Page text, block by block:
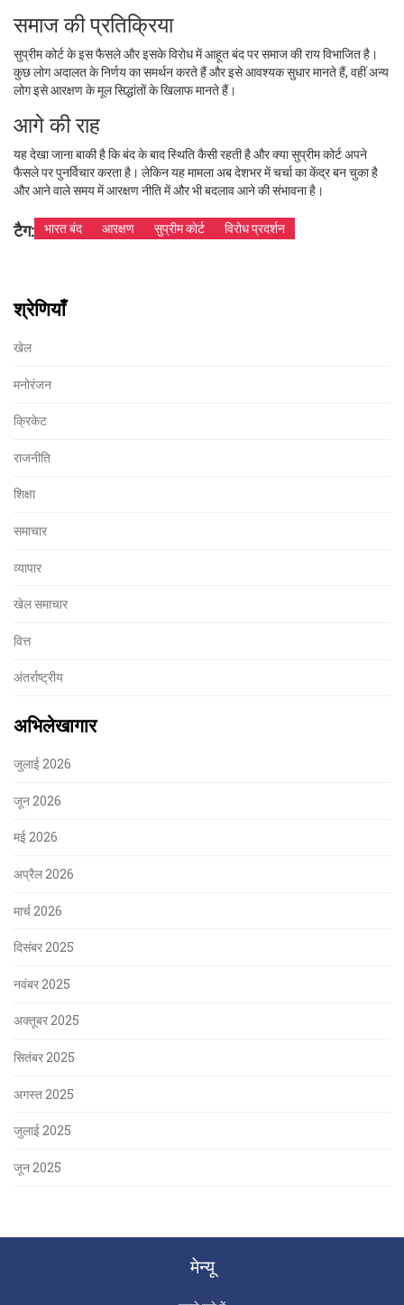
समाज की प्रतिक्रिया
सुप्रीम कोर्ट के इस फैसले और इसके विरोध में आहूत बंद पर समाज की राय विभाजित है।
कुछ लोग अदालत के निर्णय का समर्थन करते हैं और इसे आवश्यक सुधार मानते हैं, वहीं अन्य
लोग इसे आरक्षण के मूल सिद्धांतों के खिलाफ मानते हैं।
आगे की राह
यह देखा जाना बाकी है कि बंद के बाद स्थिति कैसी रहती है और क्या सुप्रीम कोर्ट अपने
फैसले पर पुनर्विचार करता है। लेकिन यह मामला अब देशभर में चर्चा का केंद्र बन चुका है
और आने वाले समय में आरक्षण नीति में और भी बदलाव आने की संभावना है।
टैग: भारत बंद आरक्षण सुप्रीम कोर्ट विरोध प्रदर्शन
श्रेणियाँ
खेल
मनोरंजन
क्रिकेट
राजनीति
शिक्षा
समाचार
व्यापार
खेल समाचार
वित्त
अंतर्राष्ट्रीय
अभिलेखागार
जुलाई 2026
जून 2026
मई 2026
अप्रैल 2026
मार्च 2026
दिसंबर 2025
नवंबर 2025
अक्तूबर 2025
सितंबर 2025
अगस्त 2025
जुलाई 2025
जून 2025
मेन्यू